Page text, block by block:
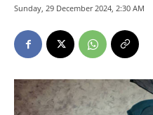
Sunday, 29 December 2024, 2:30 AM